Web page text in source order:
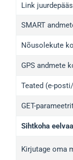
Link
SMART
Nõusolekute
GPS andmete
Teated (e-
GET-
Sihtkoha
Kirjutage oma